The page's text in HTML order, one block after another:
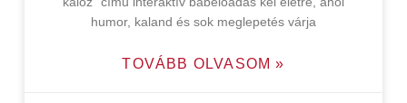
humor, kaland és sok meglepetés várja
TOVÁBB OLVASOM »